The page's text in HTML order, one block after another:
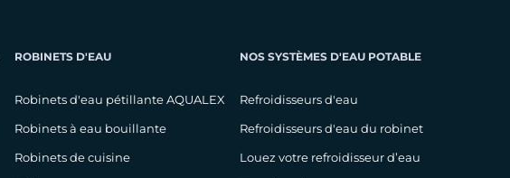
ROBINETS D'EAU
Robinets d'eau pétillante AQUALEX
Robinets à eau bouillante
Robinets de cuisine
NOS SYSTÈMES D'EAU POTABLE
Refroidisseurs d'eau
Refroidisseurs d'eau du robinet
Louez votre refroidisseur d’eau